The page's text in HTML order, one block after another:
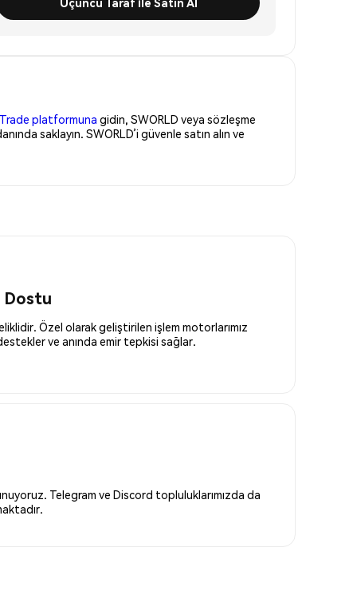
platformuna gidin, SWORLD veya sözleşme
saklayın. SWORLD’i güvenle satın alın ve
Dostu
Özel olarak geliştirilen işlem motorlarımız
ve anında emir tepkisi sağlar.
Telegram ve Discord topluluklarımızda da